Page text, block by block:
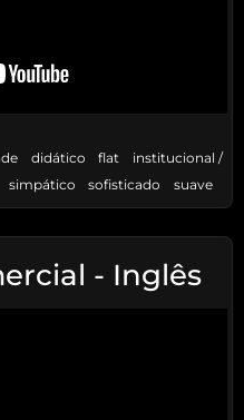
didático flat
institucional /
simpático sofisticado suave
- Inglês